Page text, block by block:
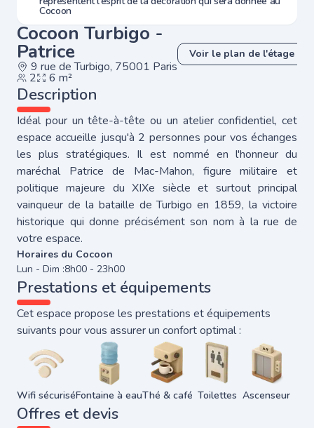
Cocoon
Cocoon Turbigo -
Patrice
9 rue de Turbigo, 75001 Paris
2 6 m²
Voir le plan de l'étage
Description
Idéal pour un tête-à-tête ou un atelier confidentiel, cet
espace accueille jusqu'à 2 personnes pour vos échanges
les plus stratégiques. Il est nommé en l'honneur du
maréchal Patrice de Mac-Mahon, figure militaire et
politique majeure du XIXe siècle et surtout principal
vainqueur de la bataille de Turbigo en 1859, la victoire
historique qui donne précisément son nom à la rue de
votre espace.
Horaires du Cocoon
Lun - Dim :8h00 - 23h00
Prestations et équipements
Cet espace propose les prestations et équipements
suivants pour vous assurer un confort optimal :
Wifi sécuriséFontaine à eauThé & café Toilettes Ascenseur
Offres et devis